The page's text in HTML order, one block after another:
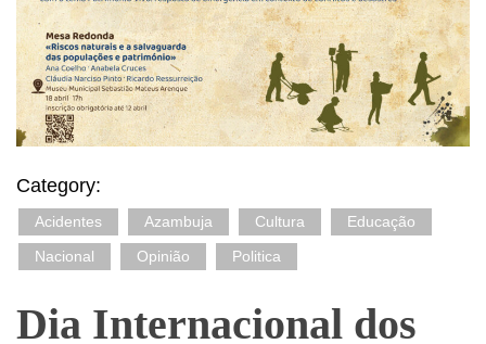
Category:
Acidentes Azambuja Cultura
Educação
Nacional
Opinião Politica
Dia Internacional dos